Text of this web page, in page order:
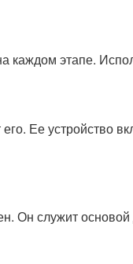
каждом этапе.
Ее устройство
Он служит